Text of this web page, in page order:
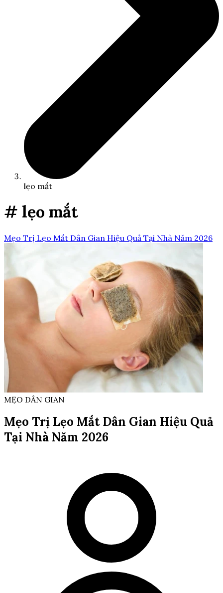
lẹo mắt
# lẹo mắt
Mẹo Trị Lẹo Mắt Dân Gian Hiệu Quả Tại Nhà Năm 2026
MẸO DÂN GIAN
Mẹo Trị Lẹo Mắt Dân Gian Hiệu Quả
Tại Nhà Năm 2026